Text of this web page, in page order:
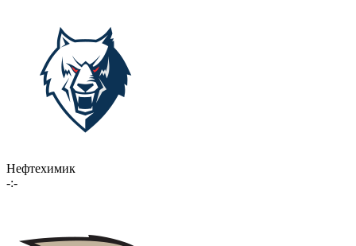
Нефтехимик
-:-